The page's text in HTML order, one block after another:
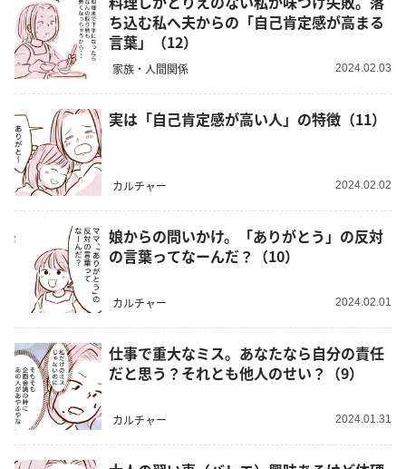
ち込む私へ夫からの「自己肯定感が高まる
言葉」（12）
家族・人間関係 2024.02.03
実は「自己肯定感が高い人」の特徴（11）
カルチャー 2024.02.02
娘からの問いかけ。「ありがとう」の反対
の言葉ってなーんだ？（10）
カルチャー 2024.02.01
仕事で重大なミス。あなたなら自分の責任
だと思う？それとも他人のせい？（9）
カルチャー 2024.01.31